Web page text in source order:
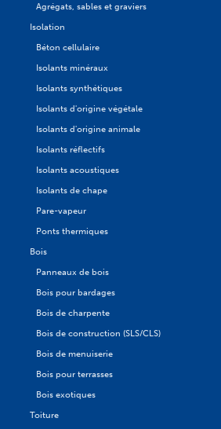
Agrégats, sables et graviers
Isolation
Béton cellulaire
Isolants minéraux
Isolants synthétiques
Isolants d'origine végétale
Isolants d'origine animale
Isolants réflectifs
Isolants acoustiques
Isolants de chape
Pare-vapeur
Ponts thermiques
Bois
Panneaux de bois
Bois pour bardages
Bois de charpente
Bois de construction (SLS/CLS)
Bois de menuiserie
Bois pour terrasses
Bois exotiques
Toiture